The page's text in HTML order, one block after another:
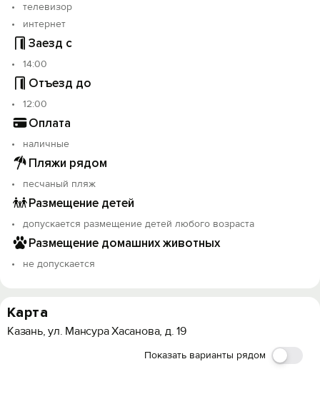
телевизор
интернет
Заезд с
14:00
Отъезд до
12:00
Оплата
наличные
Пляжи рядом
песчаный пляж
Размещение детей
допускается размещение детей любого возраста
Размещение домашних животных
не допускается
Карта
Казань, ул. Мансура Хасанова, д. 19
Показать варианты рядом